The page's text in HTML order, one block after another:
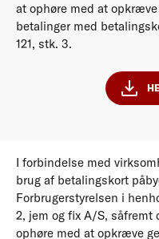
at ophøre med at
betalinger med
121, stk. 3.
I forbindelse med
brug af betalingskort
Forbrugerstyrelsen i
2, jem og fix A/S, såfremt
ophøre med at opkræve